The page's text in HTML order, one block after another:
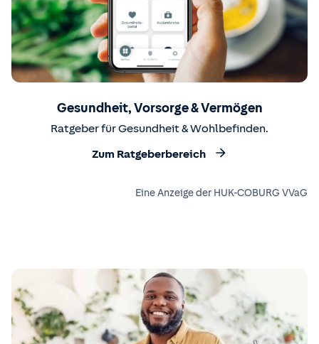
Gesundheit, Vorsorge & Vermögen
Ratgeber für Gesundheit & Wohlbefinden.
Zum Ratgeberbereich
Eine Anzeige der HUK-COBURG VVaG